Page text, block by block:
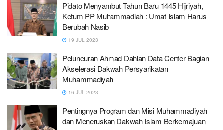
Pidato Menyambut Tahun Baru 1445 Hijriyah,
Ketum PP Muhammadiah : Umat Islam Harus
Berubah Nasib
19 JUL 2023
Peluncuran Ahmad Dahlan Data Center Bagian
Akselerasi Dakwah Persyarikatan
Muhammadiyah
16 JUL 2023
Pentingnya Program dan Misi Muhammadiyah
dan Meneruskan Dakwah Islam Berkemajuan